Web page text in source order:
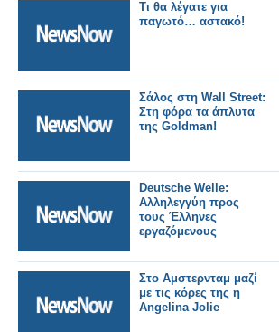
Τι θα λέγατε για
παγωτό… αστακό!
Σάλος στη Wall Street:
Στη φόρα τα άπλυτα
της Goldman!
Deutsche Welle:
Αλληλεγγύη προς
τους Έλληνες
εργαζόμενους
Στο Αμστερνταμ μαζί
με τις κόρες της η
Angelina Jolie